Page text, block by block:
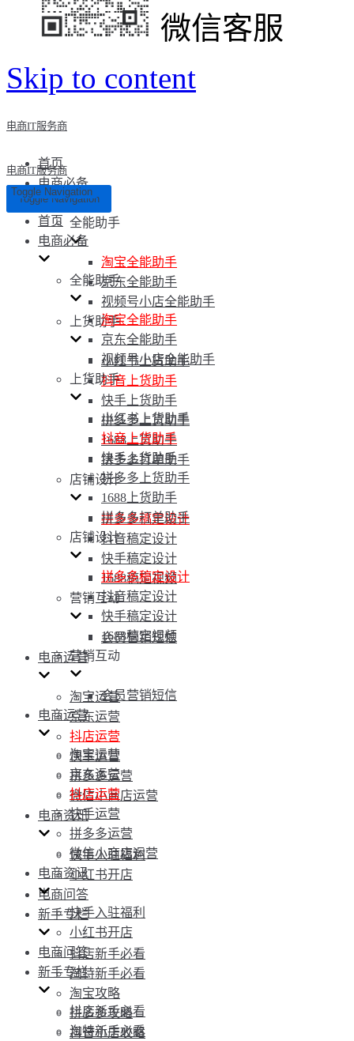
微信客服
Skip to content
电商IT服务商
首页
电商必备
全能助手
淘宝全能助手
京东全能助手
视频号小店全能助手
上货助手
小红书上货助手
抖音上货助手
快手上货助手
拼多多上货助手
1688上货助手
拼多多打单助手
店铺设计
拼多多稿定设计
抖音稿定设计
快手稿定设计
1688稿定视频
营销互动
会员营销短信
电商运营
淘宝运营
京东运营
抖店运营
快手运营
拼多多运营
微信小商店运营
电商资讯
快手入驻福利
小红书开店
电商问答
新手专栏
抖店新手必看
淘特新手必看
淘宝攻略
拼多多攻略
抖音小店攻略
电商IT服务商
Toggle Navigation
Toggle Navigation
首页
电商必备
全能助手
淘宝全能助手
京东全能助手
视频号小店全能助手
上货助手
小红书上货助手
抖音上货助手
快手上货助手
拼多多上货助手
1688上货助手
拼多多打单助手
店铺设计
拼多多稿定设计
抖音稿定设计
快手稿定设计
1688稿定视频
营销互动
会员营销短信
电商运营
淘宝运营
京东运营
抖店运营
快手运营
拼多多运营
微信小商店运营
电商资讯
快手入驻福利
小红书开店
电商问答
新手专栏
抖店新手必看
淘特新手必看